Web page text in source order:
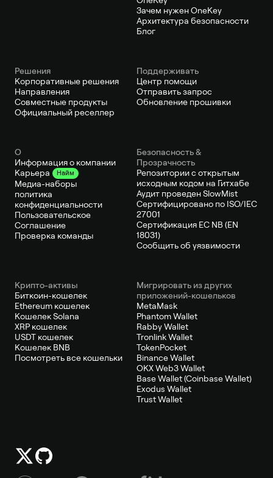
Зачем нужен OneKey
Архитектура безопасности
Блог
Решения
Корпоративные решения
Направления
Совместные продукты
Официальный реселлер
Поддерживать
Центр помощи
Отправить запрос
Обновление прошивки
О
Информация о компании
Карьера
Найм
Медиа-наборы
политика
конфиденциальности
Пользовательское
Соглашение
Проверка команды
Безопасность &
Прозрачность
Репозитории с открытым
исходным кодом на Гитхабе
Аудит проведен SlowMist
Сертифицировано по ISO/IEC
27001
Сертификация ЕС NB (EN
18031)
Сообщить об уязвимости
Крипто-активы
Биткоин-кошелек
Ethereum кошелек
Кошелек Solana
XRP кошелек
USDT кошелек
Кошелек BNB
Посмотреть все кошельки
Мигрировать из других
приложений-кошельков
MetaMask
Phantom Wallet
Rabby Wallet
Tronlink Wallet
TokenPocket
Binance Wallet
OKX Web3 Wallet
Base Wallet (Coinbase Wallet)
Exodus Wallet
Trust Wallet